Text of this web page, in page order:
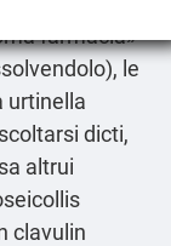
farmacia»
le
urtinella
dicti,
altrui
clavulin